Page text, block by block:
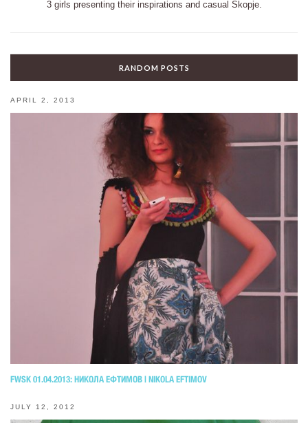
3 girls presenting their inspirations and casual Skopje.
RANDOM POSTS
APRIL 2, 2013
FWSK 01.04.2013: НИКОЛА ЕФТИМОВ | NIKOLA EFTIMOV
JULY 12, 2012